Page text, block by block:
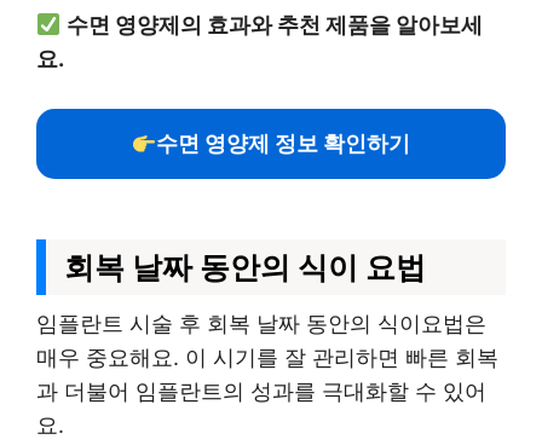
수면 영양제의 효과와 추천 제품을 알아보세
요.
수면 영양제 정보 확인하기
회복 날짜 동안의 식이 요법
임플란트 시술 후 회복 날짜 동안의 식이요법은
매우 중요해요. 이 시기를 잘 관리하면 빠른 회복
과 더불어 임플란트의 성과를 극대화할 수 있어
요.